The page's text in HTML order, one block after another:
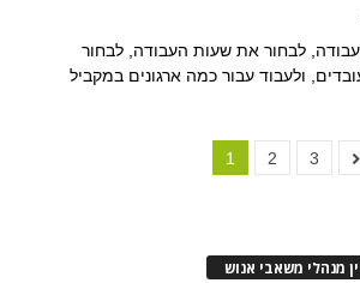
לבחור את שעות העבודה, לבחור
ולעבוד עבור כמה ארגונים במקביל
1 2 3
מנהלי משאבי אנוש